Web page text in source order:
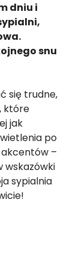
dniu i
snu
się trudne,
które
jak
po
–
wskazówki
sypialnia